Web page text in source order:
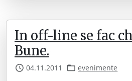
In off-line se fac
Bune.
04.11.2011 evenimente